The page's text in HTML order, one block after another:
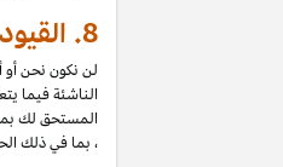
8.
لن نكون نحن أو
الناشئة فيما
المستحق لك
، بما في ذلك